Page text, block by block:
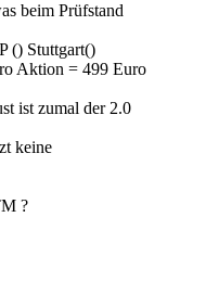
beim Prüfstand
() Stuttgart()
Aktion = 499 Euro
ist zumal der 2.0
keine
?